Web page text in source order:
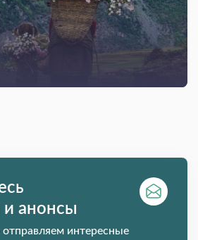
и анонсы
интересные